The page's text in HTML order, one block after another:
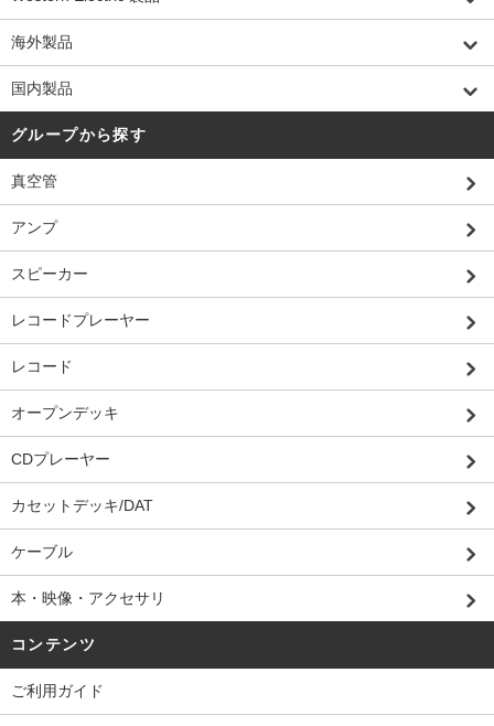
海外製品
国内製品
グループから探す
真空管
アンプ
スピーカー
レコードプレーヤー
レコード
オープンデッキ
CDプレーヤー
カセットデッキ/DAT
ケーブル
本・映像・アクセサリ
コンテンツ
ご利用ガイド